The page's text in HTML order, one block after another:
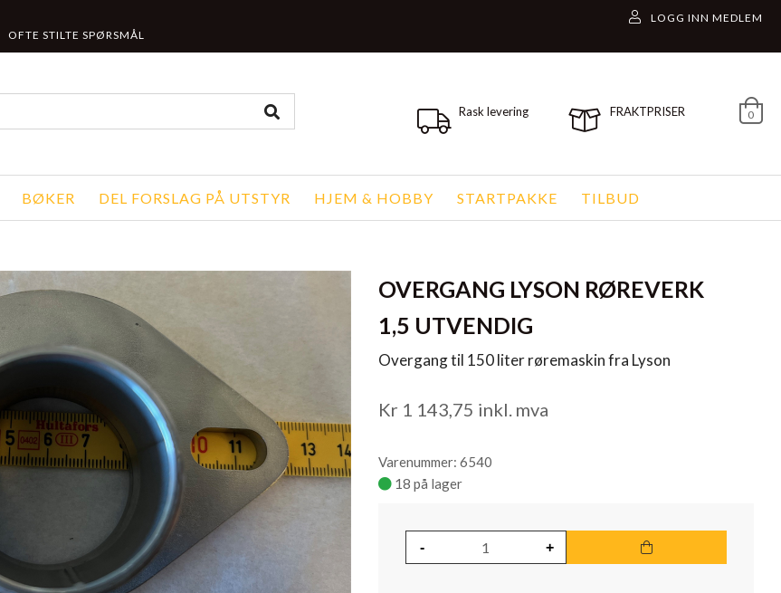
OFTE STILTE SPØRSMÅL
Rask levering FRAKTPRISER 0
BØKER DEL FORSLAG PÅ UTSTYR HJEM & HOBBY STARTPAKKE TILBUD
OVERGANG LYSON RØREVERK
1,5 UTVENDIG
Overgang til 150 liter røremaskin fra Lyson
Kr 1 143,75 inkl. mva
Varenummer: 6540
18 på lager